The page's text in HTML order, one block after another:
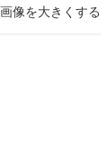
画像を大きくする